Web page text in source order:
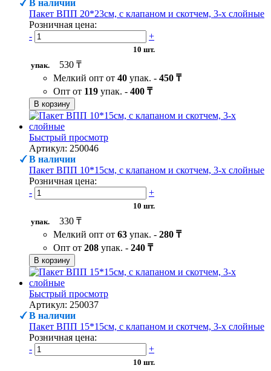
В наличии
Пакет ВПП 20*23см, с клапаном и скотчем, 3-х слойные
Розничная цена:
-
+
10 шт.
упак.
530 ₸
Мелкий опт от 40 упак. - 450 ₸
Опт от 119 упак. - 400 ₸
В корзину
Быстрый просмотр
Артикул: 250046
В наличии
Пакет ВПП 10*15см, с клапаном и скотчем, 3-х слойные
Розничная цена:
-
+
10 шт.
упак.
330 ₸
Мелкий опт от 63 упак. - 280 ₸
Опт от 208 упак. - 240 ₸
В корзину
Быстрый просмотр
Артикул: 250037
В наличии
Пакет ВПП 15*15см, с клапаном и скотчем, 3-х слойные
Розничная цена:
-
+
10 шт.